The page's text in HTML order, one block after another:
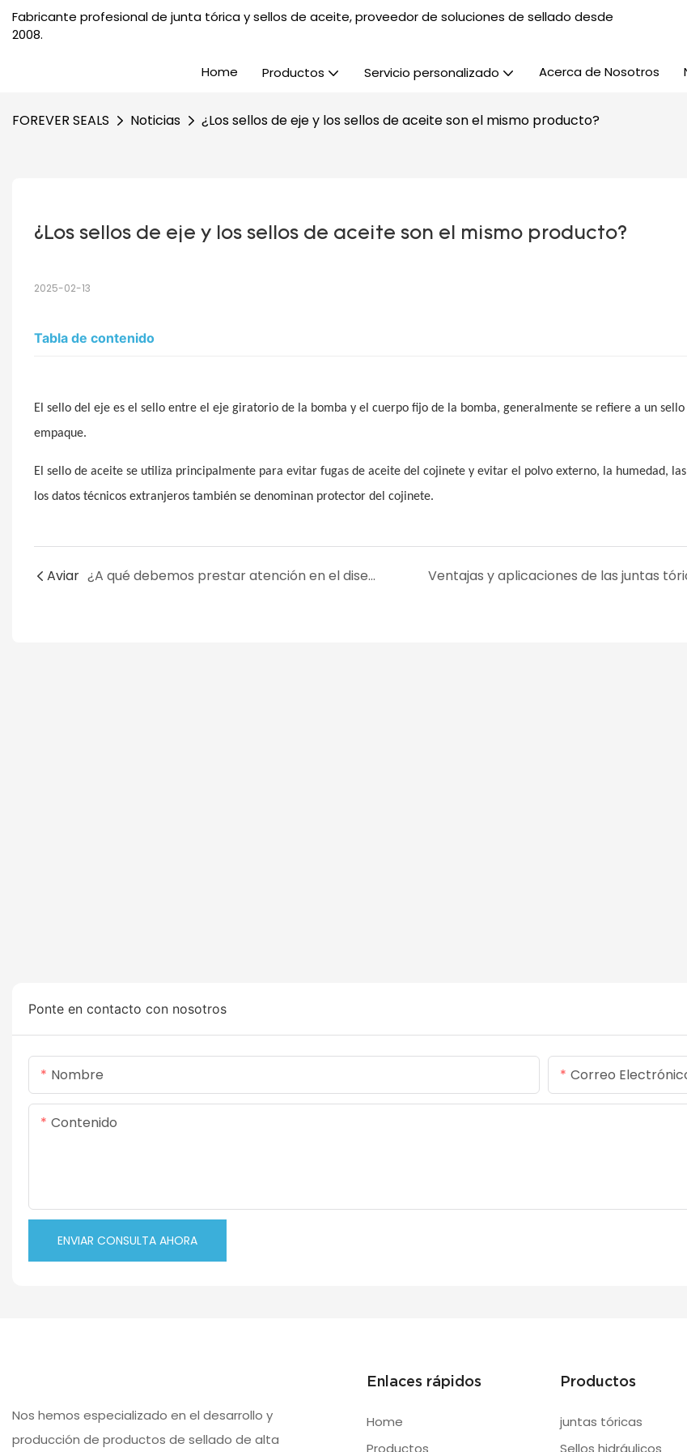
Fabricante profesional de junta tórica y sellos de aceite, proveedor de soluciones de sellado desde
2008.
Home Productos Servicio personalizado Acerca de Nosotros
FOREVER SEALS Noticias ¿Los sellos de eje y los sellos de aceite son el mismo producto?
¿Los sellos de eje y los sellos de aceite son el mismo producto?
2025-02-13
Tabla de contenido
El sello del eje es el sello entre el eje giratorio de la bomba y el cuerpo fijo de la bomba, generalmente se refiere a un
empaque.
El sello de aceite se utiliza principalmente para evitar fugas de aceite del cojinete y evitar el polvo externo, la humedad,
los datos técnicos extranjeros también se denominan protector del cojinete.
Aviar ¿A qué debemos prestar atención en el diseño del anillo de sellado en forma de Y?
Ponte en contacto con nosotros
Nombre Correo
Contenido
ENVIAR CONSULTA AHORA
Nos hemos especializado en el desarrollo y
producción de productos de sellado de alta
Enlaces rápidos
Home
Productos
Productos
juntas tóricas
Sellos hidráulicos